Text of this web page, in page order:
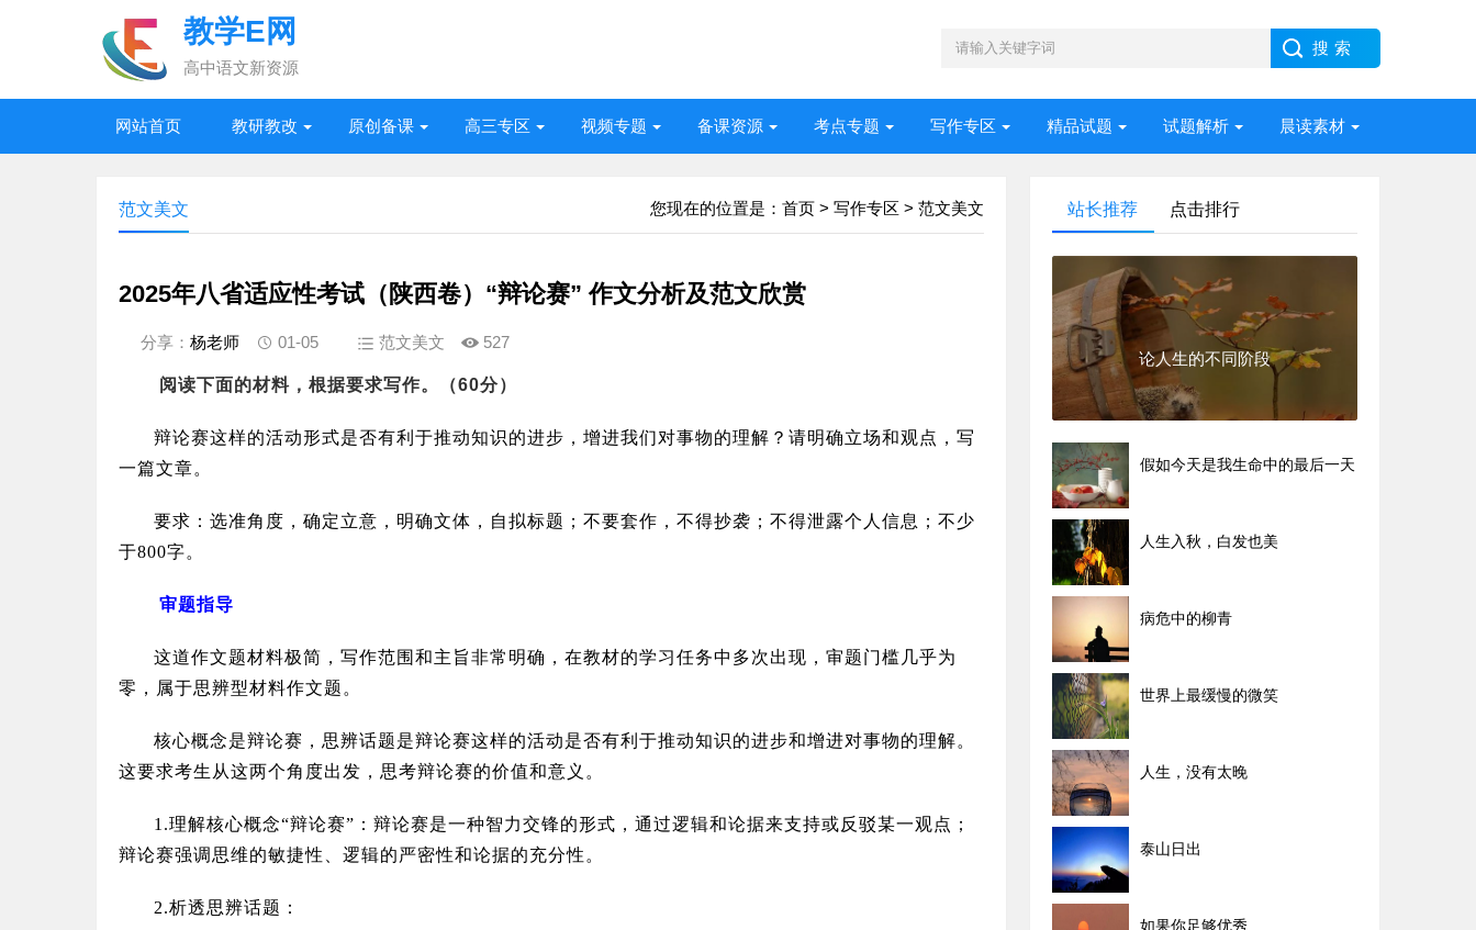
教学E网
高中语文新资源
网站首页 教研教改 原创备课 高三专区 视频专题 备课资源 考点专题 写作专区 精品试题 试题解析 晨读素材
您现在的位置是： 首页 > 写作专区 > 范文美文
范文美文
2025年八省适应性考试（陕西卷）“辩论赛” 作文分析及范文欣赏
分享： 杨老师 01-05 范文美文 527
阅读下面的材料，根据要求写作。 （60分）
辩论赛这样的活动形式是否有利于推动知识的进步，增进我们对事物的理解？请明确立场和观点，写
一篇文章。
要求：选准角度，确定立意，明确文体，自拟标题；不要套作，不得抄袭；不得泄露个人信息；不少
于800字。
审题指导
这道作文题材料极简，写作范围和主旨非常明确，在教材的学习任务中多次出现，审题门槛几乎为
零，属于思辨型材料作文题。
核心概念是辩论赛，思辨话题是辩论赛这样的活动是否有利于推动知识的进步和增进对事物的理解。
这要求考生从这两个角度出发，思考辩论赛的价值和意义。
1.理解核心概念“辩论赛”：辩论赛是一种智力交锋的形式，通过逻辑和论据来支持或反驳某一观点；
辩论赛强调思维的敏捷性、逻辑的严密性和论据的充分性。
2.析透思辨话题：
站长推荐 点击排行
论人生的不同阶段
假如今天是我生命中的最后一天
人生入秋，白发也美
病危中的柳青
世界上最缓慢的微笑
人生，没有太晚
泰山日出
如果你足够优秀